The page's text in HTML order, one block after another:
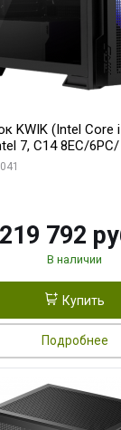
KWIK (Intel Core
7, C14 8EC/
219 792
В наличии
Купить
Подробнее